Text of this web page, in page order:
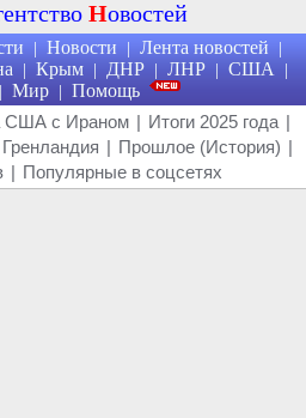
Новостей
| Новости | Лента новостей |
| Крым | ДНР | ЛНР | США |
| Мир | Помощь
США с Ираном | Итоги 2025 года |
Гренландия | Прошлое (История) |
| Популярные в соцсетях